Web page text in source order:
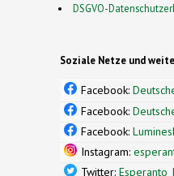
DSGVO-
Soziale Netze und
Facebook:
Facebook:
Facebook:
Instagram:
Twitter: